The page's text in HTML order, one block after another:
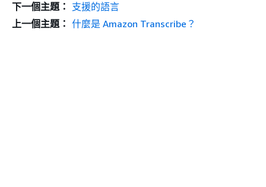
下一個主題： 支援的語言
上一個主題： 什麼是 Amazon Transcribe？